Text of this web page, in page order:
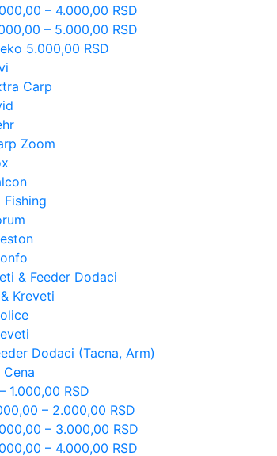
– 4.000,00 RSD
– 5.000,00 RSD
5.000,00 RSD
Carp
Zoom
Fishing
& Feeder Dodaci
Kreveti
Dodaci (Tacna, Arm)
Cena
1.000,00 RSD
– 2.000,00 RSD
– 3.000,00 RSD
– 4.000,00 RSD